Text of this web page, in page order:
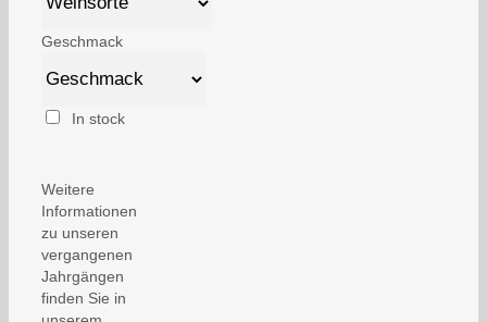
Geschmack
In stock
Weitere
Informationen
zu unseren
vergangenen
Jahrgängen
finden Sie in